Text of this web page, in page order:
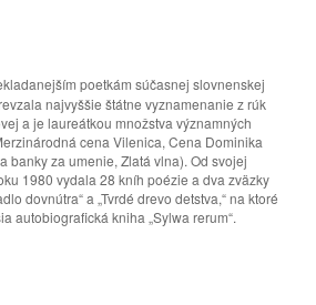
poetkám súčasnej slovnenskej
najvyššie štátne vyznamenanie z rúk
a je laureátkou množstva významných
cena Vilenica, Cena Dominika
banky za umenie, Zlatá vlna). Od svojej
1980 vydala 28 kníh poézie a dva zväzky
dovnútra“ a „Tvrdé drevo detstva,“ na ktoré
autobiografická kniha „Sylwa rerum“.